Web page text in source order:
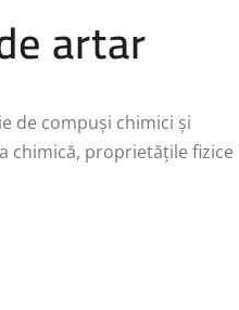
artar
de compuși chimici și
chimică, proprietățile fizice